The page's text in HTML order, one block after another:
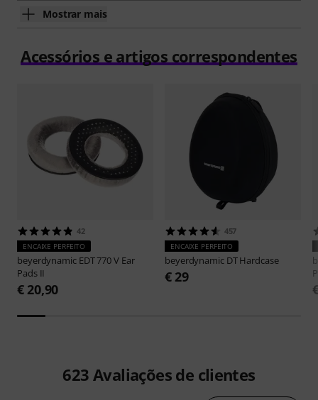
Mostrar mais
Acessórios e artigos correspondentes
42
ENCAIXE PERFEITO
beyerdynamic EDT 770 V Ear
Pads II
€ 20,90
457
ENCAIXE PERFEITO
beyerdynamic DT Hardcase
€ 29
623 Avaliações de clientes